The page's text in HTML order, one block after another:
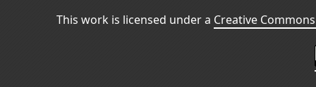
This work is licensed under a Creative